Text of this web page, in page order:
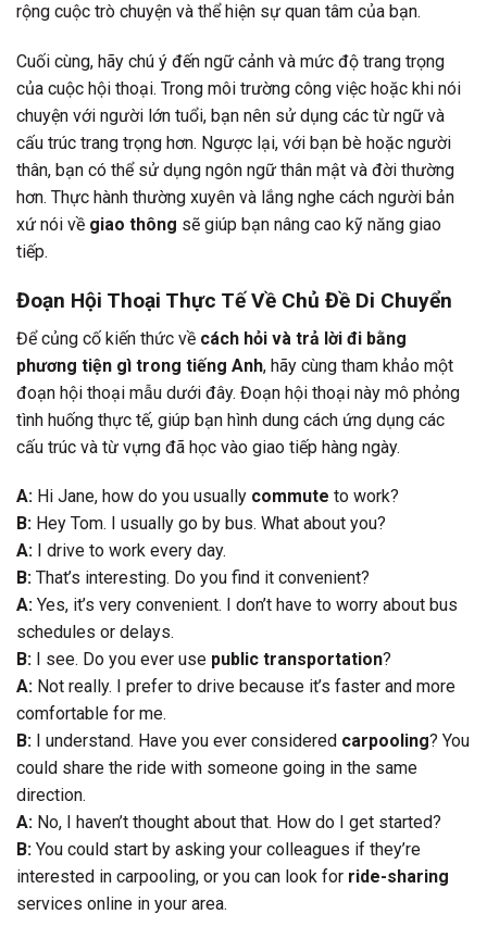
rộng cuộc trò chuyện và thể hiện sự quan tâm của bạn.
Cuối cùng, hãy chú ý đến ngữ cảnh và mức độ trang trọng
của cuộc hội thoại. Trong môi trường công việc hoặc khi nói
chuyện với người lớn tuổi, bạn nên sử dụng các từ ngữ và
cấu trúc trang trọng hơn. Ngược lại, với bạn bè hoặc người
thân, bạn có thể sử dụng ngôn ngữ thân mật và đời thường
hơn. Thực hành thường xuyên và lắng nghe cách người bản
xứ nói về giao thông sẽ giúp bạn nâng cao kỹ năng giao
tiếp.
Đoạn Hội Thoại Thực Tế Về Chủ Đề Di Chuyển
Để củng cố kiến thức về cách hỏi và trả lời đi bằng
phương tiện gì trong tiếng Anh, hãy cùng tham khảo một
đoạn hội thoại mẫu dưới đây. Đoạn hội thoại này mô phỏng
tình huống thực tế, giúp bạn hình dung cách ứng dụng các
cấu trúc và từ vựng đã học vào giao tiếp hàng ngày.
A: Hi Jane, how do you usually commute to work?
B: Hey Tom. I usually go by bus. What about you?
A: I drive to work every day.
B: That’s interesting. Do you find it convenient?
A: Yes, it’s very convenient. I don’t have to worry about bus
schedules or delays.
B: I see. Do you ever use public transportation?
A: Not really. I prefer to drive because it’s faster and more
comfortable for me.
B: I understand. Have you ever considered carpooling? You
could share the ride with someone going in the same
direction.
A: No, I haven’t thought about that. How do I get started?
B: You could start by asking your colleagues if they’re
interested in carpooling, or you can look for ride-sharing
services online in your area.